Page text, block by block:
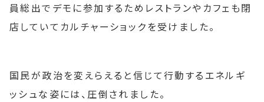
員総出でデモに参加するためレストランやカフェも閉
店していてカルチャーショックを受けました。
国民が政治を変えらえると信じて行動するエネルギ
ッシュな姿には、圧倒されました。